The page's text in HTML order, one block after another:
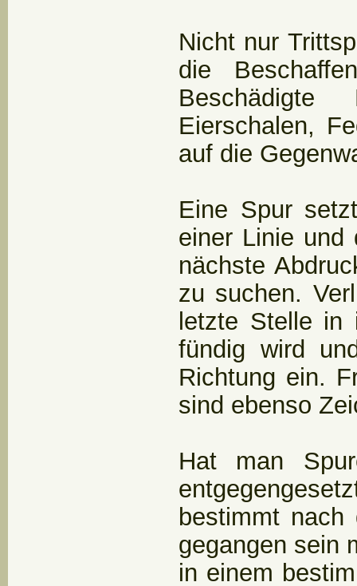
Nicht nur
die
Beschädigte
Eierschalen,
auf die
Eine Spur
einer Linie und
nächste
zu suchen.
letzte Stelle in
fündig wird
Richtung ein.
sind ebenso
Hat man
bestimmt
gegangen sein
in einem